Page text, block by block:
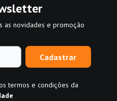
as novidades e promoção
Cadastrar
termos e condições da